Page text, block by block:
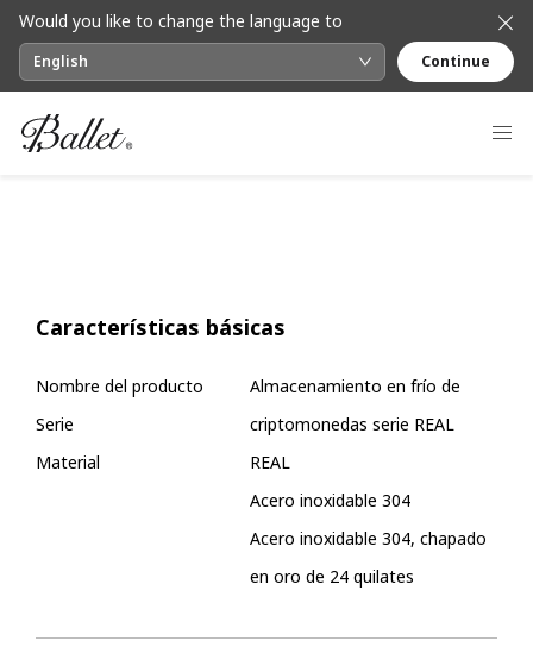
Would you like to change the language to
English Continue
Características básicas
Nombre del producto
Serie
Material
Almacenamiento en frío de
criptomonedas serie REAL
REAL
Acero inoxidable 304
Acero inoxidable 304, chapado
en oro de 24 quilates